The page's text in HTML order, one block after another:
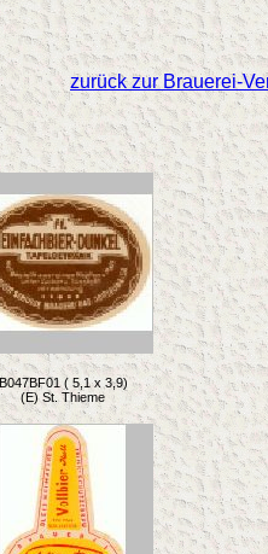
zurück zur Brauerei-
B047BF01 ( 5,1 x 3,9)
(E) St. Thieme